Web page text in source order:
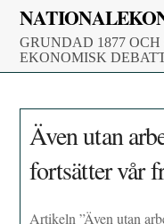
Skip
content
GRUNDAD 1877
EKONOMISK
Även utan
fortsätter vår
Artikeln ”Även utan